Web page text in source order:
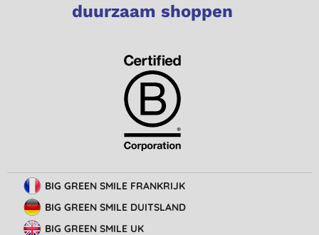
duurzaam shoppen
BIG GREEN SMILE FRANKRIJK
BIG GREEN SMILE DUITSLAND
BIG GREEN SMILE UK